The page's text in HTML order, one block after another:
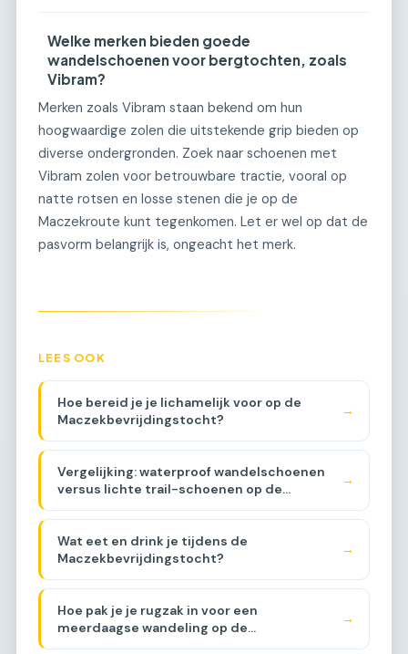
Welke merken bieden goede
wandelschoenen voor bergtochten, zoals
Vibram?
Merken zoals Vibram staan bekend om hun
hoogwaardige zolen die uitstekende grip bieden op
diverse ondergronden. Zoek naar schoenen met
Vibram zolen voor betrouwbare tractie, vooral op
natte rotsen en losse stenen die je op de
Maczekroute kunt tegenkomen. Let er wel op dat de
pasvorm belangrijk is, ongeacht het merk.
LEES OOK
Hoe bereid je je lichamelijk voor op de
Maczekbevrijdingstocht?
→
Vergelijking: waterproof wandelschoenen
versus lichte trail-schoenen op de
Maczekroute [COMPARISON]
→
Wat eet en drink je tijdens de
Maczekbevrijdingstocht?
→
Hoe pak je je rugzak in voor een
meerdaagse wandeling op de
Maczekroute?
→